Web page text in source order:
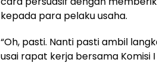
kepada para pelaku usaha.
“Oh, pasti. Nanti pasti ambil
usai rapat kerja bersama Komisi I